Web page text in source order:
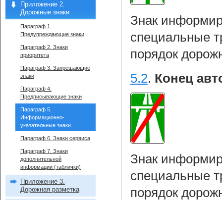
Знак
специальные
порядок
5.2. Конец
Знак
специальные
порядок
Приложение 2.
Дорожные знаки
Параграф 1.
Предупреждающие знаки
Параграф 2. Знаки
приоритета
Параграф 3. Запрещающие
знаки
Параграф 4.
Предписывающие знаки
Параграф 5.
Информационно-
указательные знаки
Параграф 6. Знаки сервиса
Параграф 7. Знаки
дополнительной
информации (таблички)
Приложение 3.
Дорожная разметка